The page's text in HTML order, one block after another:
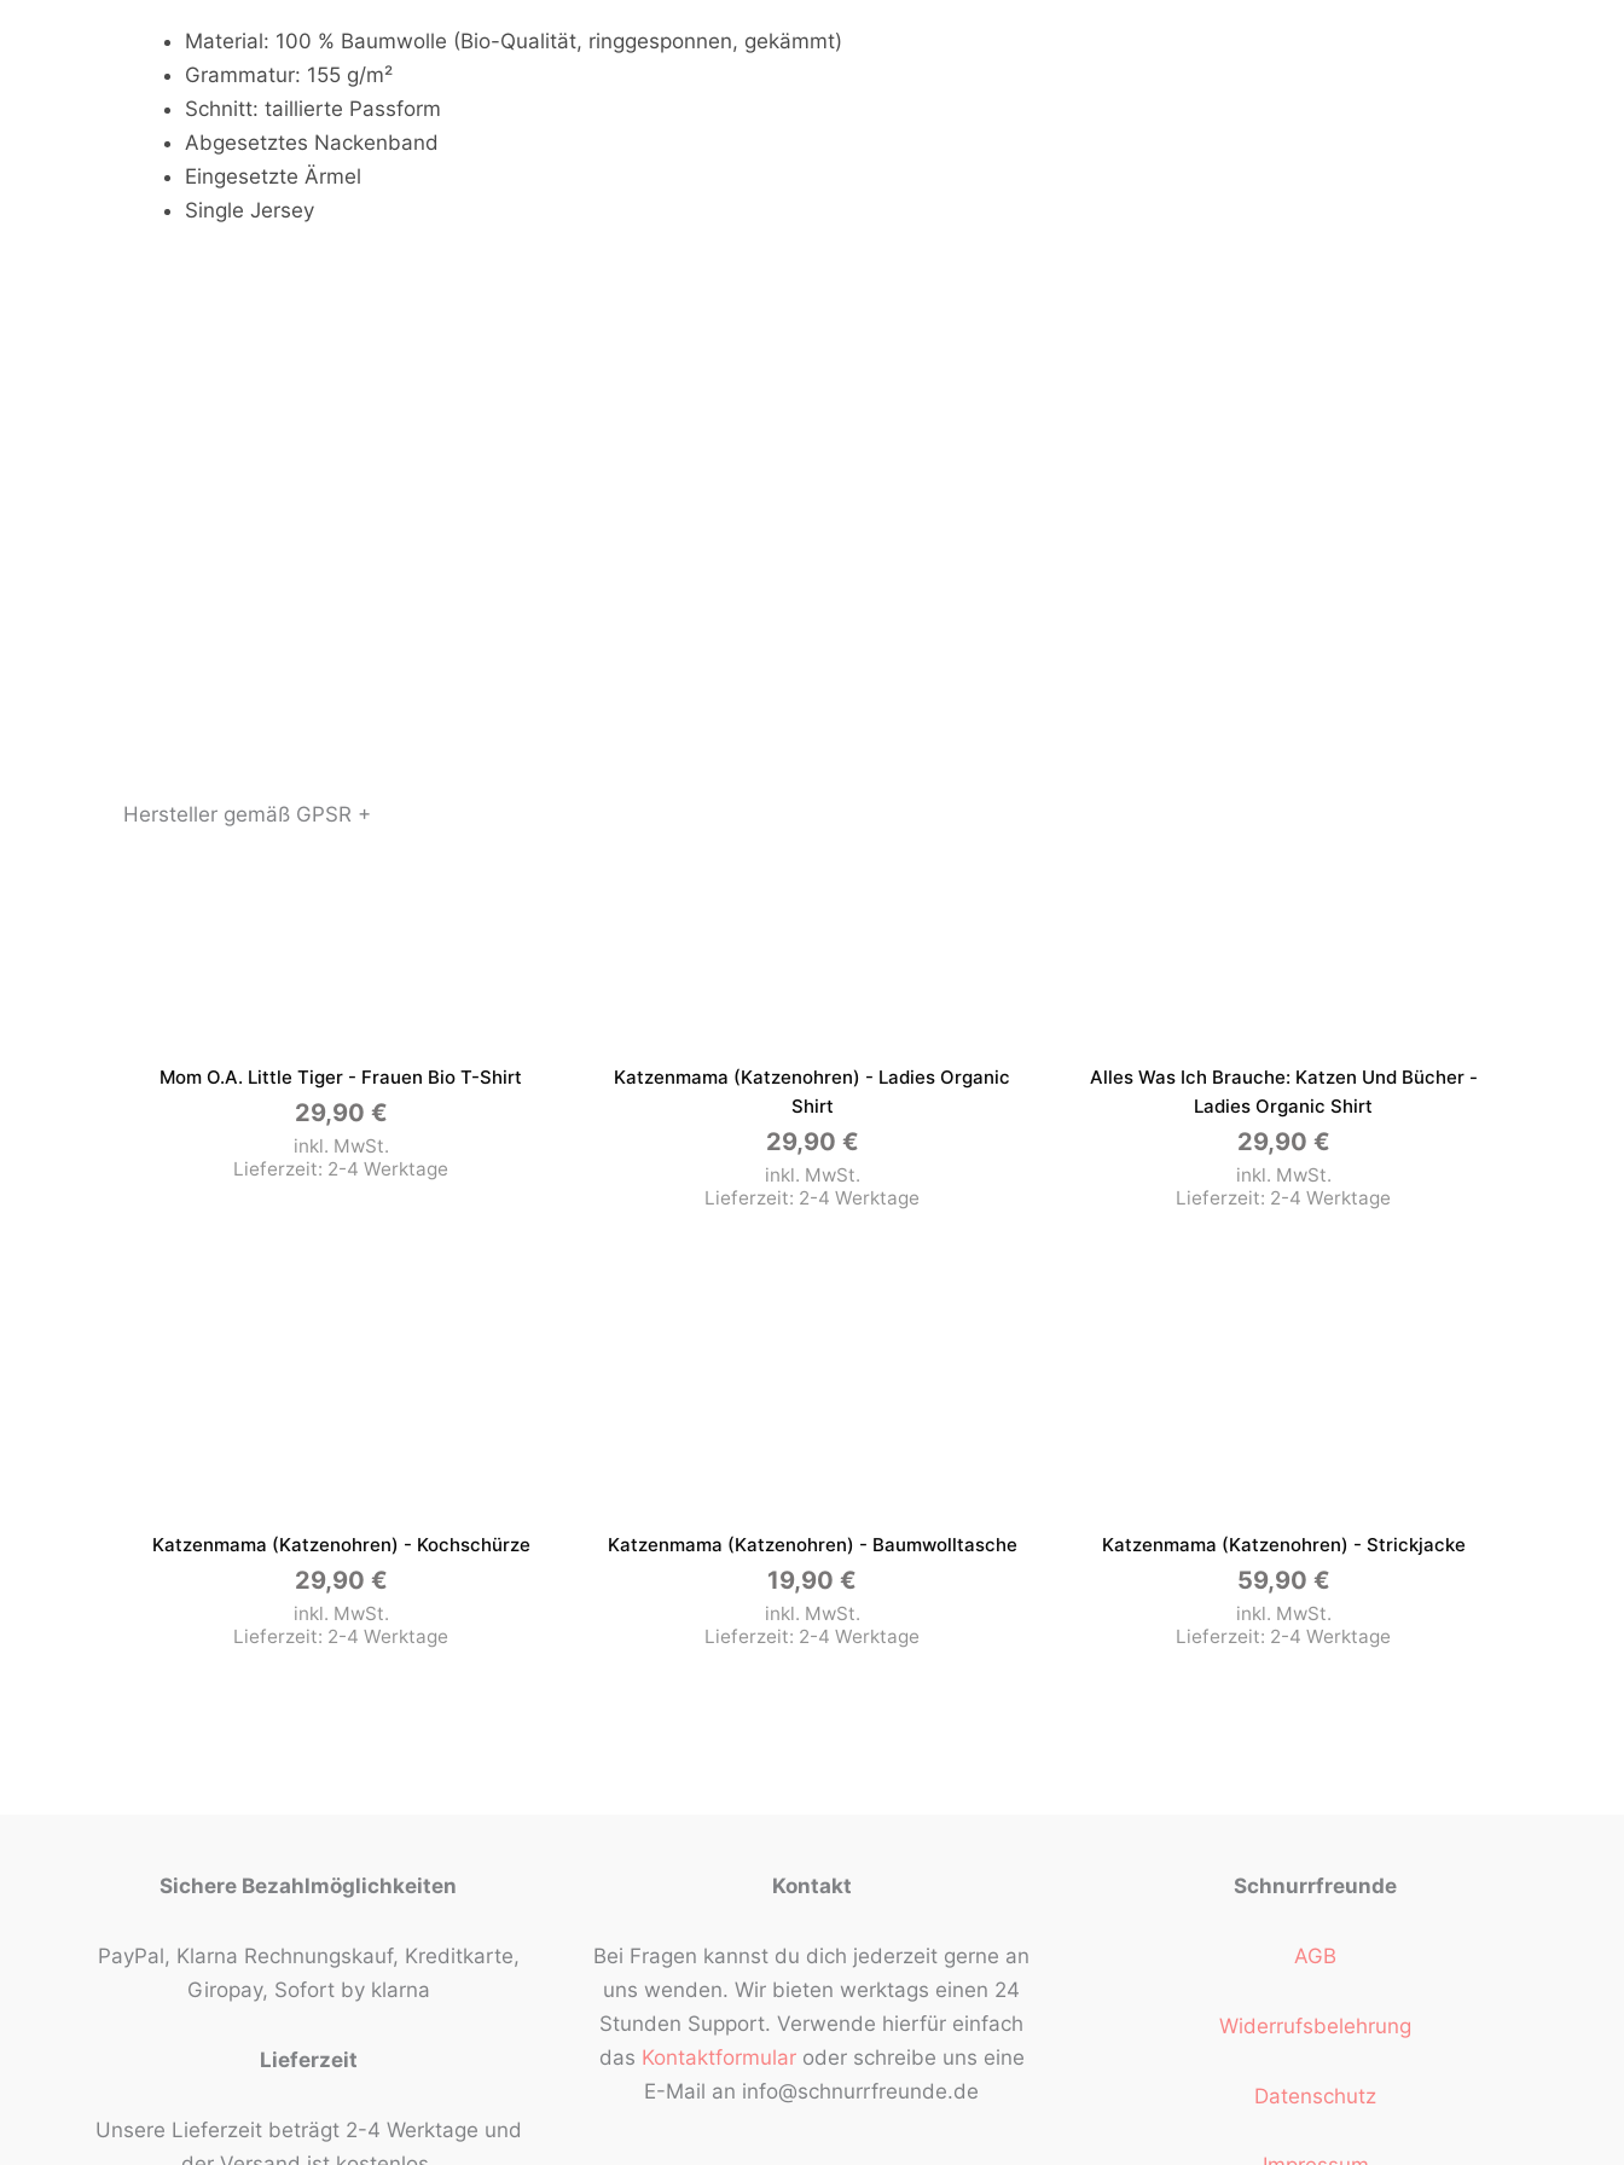
Material: 100 % Baumwolle (Bio-Qualität, ringgesponnen, gekämmt)
Grammatur: 155 g/m²
Schnitt: taillierte Passform
Abgesetztes Nackenband
Eingesetzte Ärmel
Single Jersey
Hersteller gemäß GPSR +
Mom O.a. Little Tiger - Frauen Bio T-Shirt
29,90 €
inkl. MwSt.
Lieferzeit: 2-4 Werktage
Katzenmama (Katzenohren) - Ladies Organic
Shirt
29,90 €
inkl. MwSt.
Lieferzeit: 2-4 Werktage
Alles Was Ich Brauche: Katzen Und Bücher -
Ladies Organic Shirt
29,90 €
inkl. MwSt.
Lieferzeit: 2-4 Werktage
Katzenmama (Katzenohren) - Kochschürze
29,90 €
inkl. MwSt.
Lieferzeit: 2-4 Werktage
Katzenmama (Katzenohren) - Baumwolltasche
19,90 €
inkl. MwSt.
Lieferzeit: 2-4 Werktage
Katzenmama (Katzenohren) - Strickjacke
59,90 €
inkl. MwSt.
Lieferzeit: 2-4 Werktage
Sichere Bezahlmöglichkeiten
PayPal, Klarna Rechnungskauf, Kreditkarte,
Giropay, Sofort by klarna
Lieferzeit
Unsere Lieferzeit beträgt 2-4 Werktage und
Kontakt
Bei Fragen kannst du dich jederzeit gerne an
uns wenden. Wir bieten werktags einen 24
Stunden Support. Verwende hierfür einfach
das Kontaktformularoder schreibe uns eine
E-Mail an info@schnurrfreunde.de
Schnurrfreunde
AGB
Widerrufsbelehrung
Datenschutz